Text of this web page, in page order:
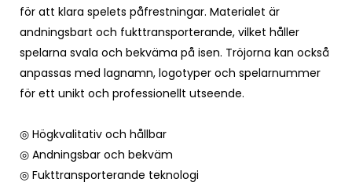
för att klara spelets påfrestningar. Materialet är
andningsbart och fukttransporterande, vilket håller
spelarna svala och bekväma på isen. Tröjorna kan också
anpassas med lagnamn, logotyper och spelarnummer
för ett unikt och professionellt utseende.
◎ Högkvalitativ och hållbar
◎ Andningsbar och bekväm
◎ Fukttransporterande teknologi